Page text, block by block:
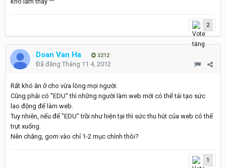
2
Doan Van Ha 3212
Đã đăng Tháng 11 4, 2012
Rất khó ăn ở cho vừa lòng mọi người.
Cũng phải có "EDU" thì những người làm web mới có thể tái tạo sức
lao động để làm web.
Tuy nhiên, nếu để "EDU" trồi như hiện tại thì sức thu hút của web có thể
trụt xuống.
Nên chăng, gom vào chỉ 1-2 mục chính thôi?
1